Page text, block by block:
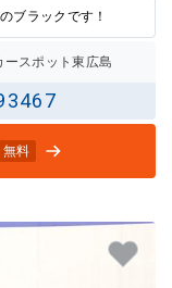
ブラックです！
スポット東広島
無料